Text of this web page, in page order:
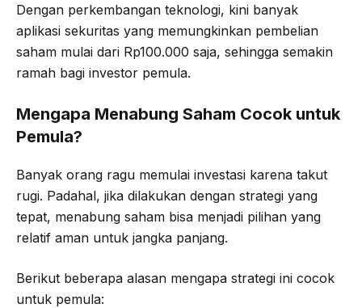
Dengan perkembangan teknologi, kini banyak
aplikasi sekuritas yang memungkinkan pembelian
saham mulai dari Rp100.000 saja, sehingga semakin
ramah bagi investor pemula.
Mengapa Menabung Saham Cocok untuk
Pemula?
Banyak orang ragu memulai investasi karena takut
rugi. Padahal, jika dilakukan dengan strategi yang
tepat, menabung saham bisa menjadi pilihan yang
relatif aman untuk jangka panjang.
Berikut beberapa alasan mengapa strategi ini cocok
untuk pemula: